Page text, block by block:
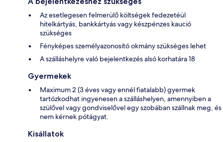
Az esetlegesen felmerülő költségek fedezetéül
hitelkártyás, bankkártyás vagy készpénzes kaució
szükséges
Fényképes személyazonosító okmány szükséges lehet
A szálláshelyre való bejelentkezés alsó korhatára 18
Gyermekek
Maximum 2 (3 éves vagy ennél fiatalabb) gyermek
tartózkodhat ingyenesen a szálláshelyen, amennyiben a
szülővel vagy gondviselővel egy szobában szállnak meg, és
nem kérnek pótágyat.
Kisállatok